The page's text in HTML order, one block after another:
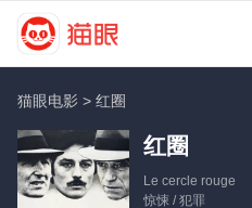
猫眼电影 >红圈
红圈
Le cercle rouge
惊悚 / 犯罪